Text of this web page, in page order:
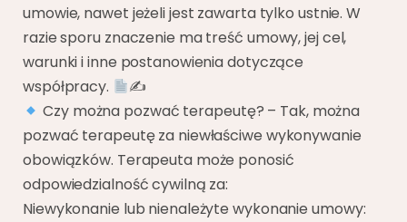
umowie, nawet jeżeli jest zawarta tylko ustnie. W
razie sporu znaczenie ma treść umowy, jej cel,
warunki i inne postanowienia dotyczące
współpracy.
✍
Czy można pozwać terapeutę? – Tak, można
pozwać terapeutę za niewłaściwe wykonywanie
obowiązków. Terapeuta może ponosić
odpowiedzialność cywilną za:
Niewykonanie lub nienależyte wykonanie umowy: